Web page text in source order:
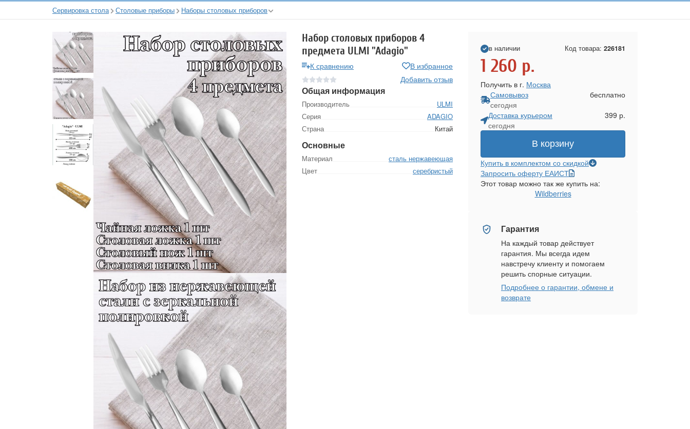
Сервировка стола Столовые приборы Наборы столовых приборов
Набор столовых приборов 4
предмета ULMI "Adagio"
К сравнению
В избранное
Добавить отзыв
Общая информация
Производитель
ULMI
Серия
ADAGIO
Страна
Китай
Основные
Материал
сталь нержавеющая
Цвет
серебристый
в наличии Код товара: 226181
1 260 р.
Получить в г. Москва
Самовывоз
сегодня
бесплатно
Доставка курьером
сегодня
399 р.
В корзину
Купить в комплектом со скидкой
Запросить оферту ЕАИСТ
Этот товар можно так же купить на:
Wildberries
Гарантия
На каждый товар действует
гарантия. Мы всегда идем
навстречу клиенту и помогаем
решить спорные ситуации.
Подробнее о гарантии, обмене и
возврате